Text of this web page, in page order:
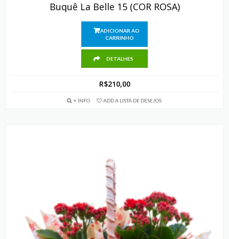
Buquê La Belle 15 (COR ROSA)
ADICIONAR AO
CARRINHO
DETALHES
R$210,00
+ INFO ADD A LISTA DE DESEJOS